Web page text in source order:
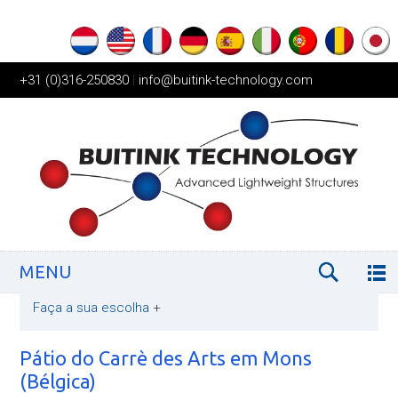
+31 (0)316-250830 | info@buitink-technology.com
MENU
Faça a sua escolha +
Pátio do Carrè des Arts em Mons
(Bélgica)